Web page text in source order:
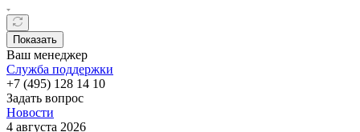
Показать
Ваш менеджер
Служба поддержки
+7 (495) 128 14 10
Задать вопрос
Новости
4 августа 2026